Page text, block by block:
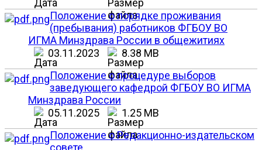
Положение о порядке проживания
(пребывания) работников ФГБОУ ВО
ИГМА Минздрава России в общежитиях
03.11.2023
8.38 MB
Положение о процедуре выборов
заведующего кафедрой ФГБОУ ВО ИГМА
Минздрава России
05.11.2025
1.25 MB
Положение о Редакционно-издательском
совете